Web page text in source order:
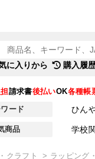
に入りから 購入履
請求書後払いOK各種帳
ード ひん
商品 学校
クラフト
ラッピング